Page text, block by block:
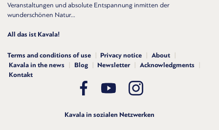
Veranstaltungen und absolute Entspannung inmitten der
wunderschönen Natur...
All das ist Kavala!
Terms and conditions of use Privacy notice
About
Kavala in the news
Blog Newsletter
Acknowledgments
Kontakt
Kavala in sozialen Netzwerken